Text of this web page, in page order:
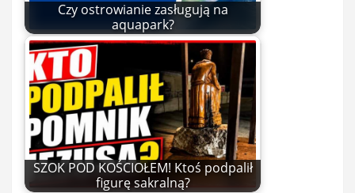
Czy ostrowianie zasługują na
aquapark?
SZOK POD KOŚCIOŁEM! Ktoś podpalił
figurę sakralną?